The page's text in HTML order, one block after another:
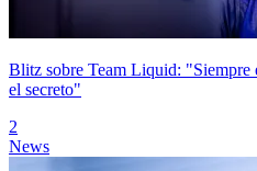
Blitz sobre Team Liquid: "Siempre
el secreto"
2
News